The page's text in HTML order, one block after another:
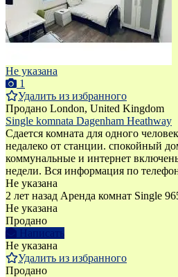
Не указана
1
Удалить из избранного
Продано London, United Kingdom
Single komnata Dagenham Heathway
Сдается комната для одного
недалеко от станции. спокойный
коммунальные и интернет
недели. Вся информация по
Не указана
2 лет назад Аренда комнат Single
Не указана
Продано
Написать
Не указана
Удалить из избранного
Продано